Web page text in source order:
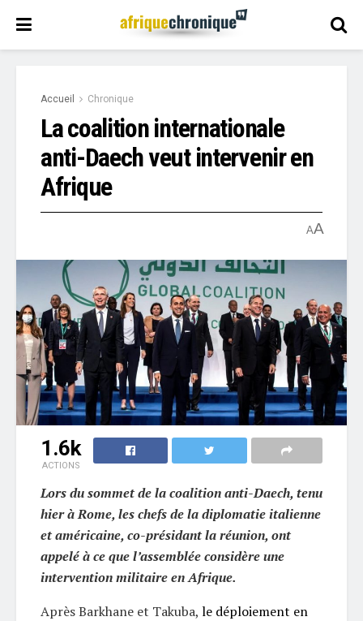
Accueil Chronique
La coalition internationale
anti-Daech veut intervenir en
Afrique
AA
1.6k
ACTIONS
Lors du sommet de la coalition anti-Daech, tenu
hier à Rome, les chefs de la diplomatie italienne
et américaine, co-présidant la réunion, ont
appelé à ce que l’assemblée considère une
intervention militaire en Afrique.
Après Barkhane et Takuba, le déploiement en